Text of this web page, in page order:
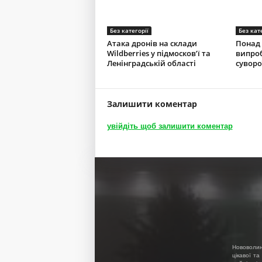
Без категорії
Атака дронів на склади
Wildberries у підмосков’ї та
Ленінградській області
Без
Понад
Залишити коментар
увійдіть щоб залишити коментар
цікавої